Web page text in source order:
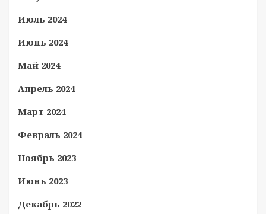
Июль 2024
Июнь 2024
Май 2024
Апрель 2024
Март 2024
Февраль 2024
Ноябрь 2023
Июнь 2023
Декабрь 2022